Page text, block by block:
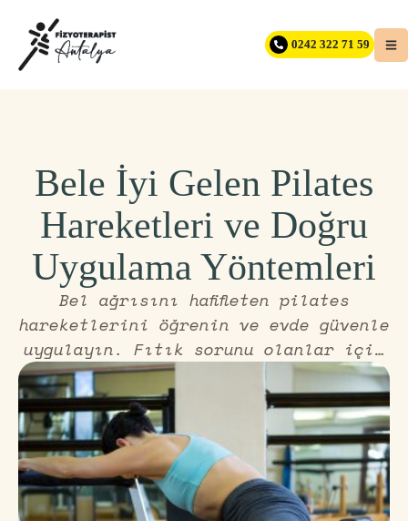
0242 322 71 59
Bele İyi Gelen Pilates
Hareketleri ve Doğru
Uygulama Yöntemleri
Bel ağrısını hafifleten pilates
hareketlerini öğrenin ve evde güvenle
uygulayın. Fıtık sorunu olanlar için
özel egzersizler ve etkili sonuçlar
için ipuçları burada.